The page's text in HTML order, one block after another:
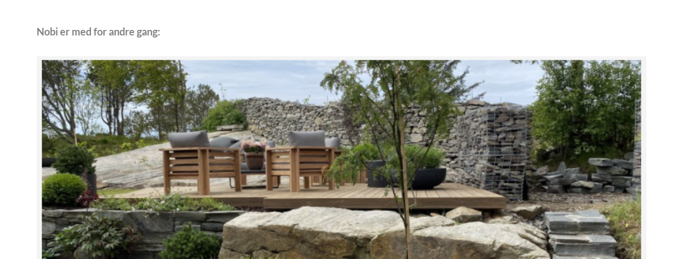
Nobi er med for andre gang: